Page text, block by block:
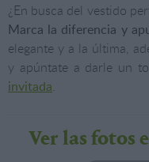
¿En busca del vestido
Marca la diferencia y
elegante y a la última,
y apúntate a darle un
invitada.
Ver las fotos